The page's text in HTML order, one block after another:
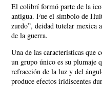
El colibrí formó parte de la
antigua. Fue el símbolo de
zurdo”, deidad tutelar mexica
de la guerra.
Una de las características que
un grupo único es su plumaje
refracción de la luz y del
produce efectos iridiscentes